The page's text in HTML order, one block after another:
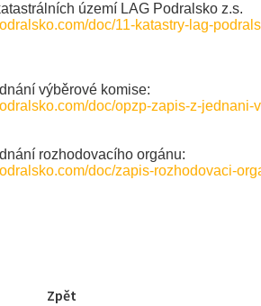
území LAG Podralsko z.s.
doc/11-katastry-lag-
výběrové komise:
doc/opzp-zapis-z-jednani-
rozhodovacího orgánu:
doc/zapis-rozhodovaci-
Zpět